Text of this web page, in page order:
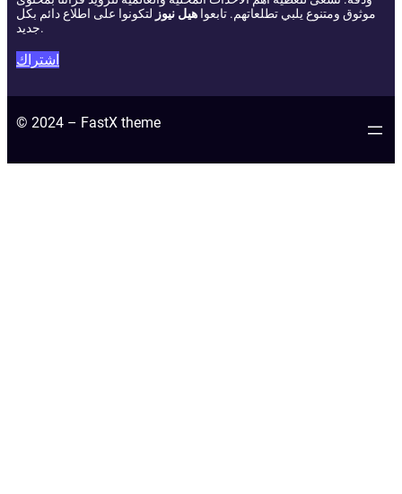
موثوق ومتنوع يلبي تطلعاتهم. تابعوا هيل نيوز لتكونوا على اطلاع دائم بكل
جديد.
اشتراك
© 2024 – FastX theme